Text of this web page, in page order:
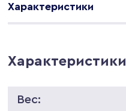
Характеристики
Характеристики
Вес: